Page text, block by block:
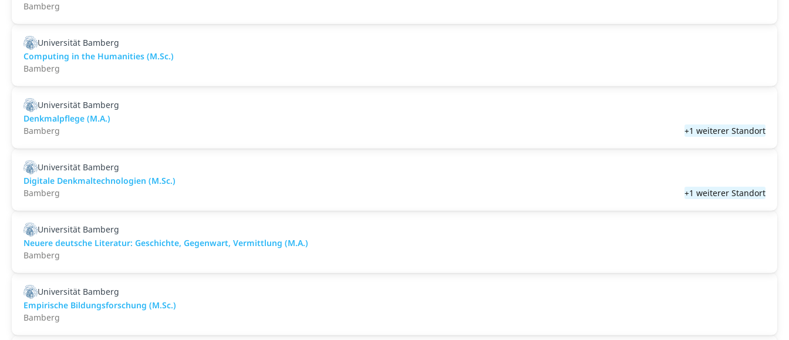
Bamberg
Universität Bamberg
Computing in the Humanities (M.Sc.)
Bamberg
Universität Bamberg
Denkmalpflege (M.A.)
Bamberg
+1 weiterer Standort
Universität Bamberg
Digitale Denkmaltechnologien (M.Sc.)
Bamberg
+1 weiterer Standort
Universität Bamberg
Neuere deutsche Literatur: Geschichte, Gegenwart, Vermittlung (M.A.)
Bamberg
Universität Bamberg
Empirische Bildungsforschung (M.Sc.)
Bamberg